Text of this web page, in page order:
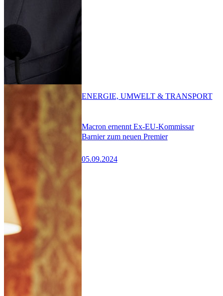
Macron ernennt Ex-EU-Kommissar
Barnier zum neuen Premier
05.09.2024
ENERGIE, UMWELT & TRANSPORT